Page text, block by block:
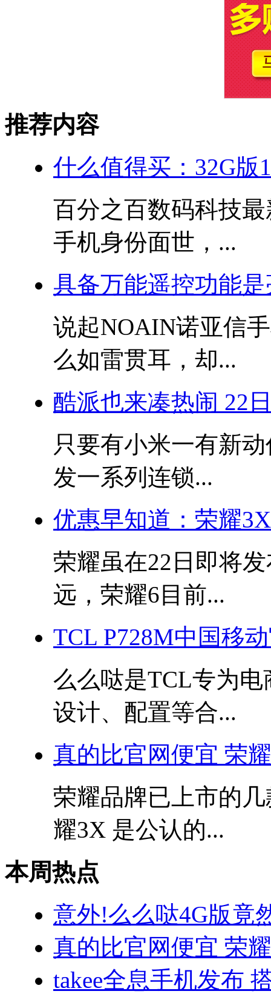
推荐内容
什么值得买：32G版
百分之百数码科技
手机身份面世，...
具备万能遥控功能
说起NOAIN诺亚信
么如雷贯耳，却...
酷派也来凑热闹 22
只要有小米一有新
发一系列连锁...
优惠早知道：荣耀
荣耀虽在22日即将
远，荣耀6目前...
TCL P728M中国移
么么哒是TCL专为
设计、配置等合...
真的比官网便宜 荣
荣耀品牌已上市的
耀3X 是公认的...
本周热点
意外!么么哒4G版竟
真的比官网便宜 荣
takee全息手机发布